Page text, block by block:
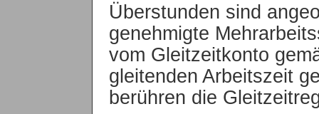
Überstunden sind
genehmigte
vom Gleitzeitkonto
gleitenden Arbeitszeit
berühren die